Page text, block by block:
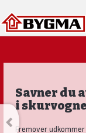
Se vores nye
håndværker.